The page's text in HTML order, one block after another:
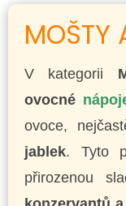
MOŠTY
V kategorii
ovocné
ovoce,
jablek. Tyto
přirozenou